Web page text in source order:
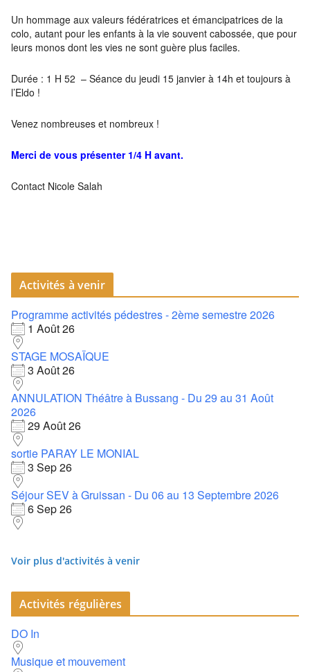
Un hommage aux valeurs fédératrices et émancipatrices de la
colo, autant pour les enfants à la vie souvent cabossée, que pour
leurs monos dont les vies ne sont guère plus faciles.
Durée : 1 H 52 – Séance du jeudi 15 janvier à 14h et toujours à
l’Eldo !
Venez nombreuses et nombreux !
Merci de vous présenter 1/4 H avant.
Contact Nicole Salah
Activités à venir
Programme activités pédestres - 2ème semestre 2026
1 Août 26
STAGE MOSAÏQUE
3 Août 26
ANNULATION Théâtre à Bussang - Du 29 au 31 Août
2026
29 Août 26
sortie PARAY LE MONIAL
3 Sep 26
Séjour SEV à Gruissan - Du 06 au 13 Septembre 2026
6 Sep 26
Voir plus d'activités à venir
Activités régulières
DO In
Musique et mouvement